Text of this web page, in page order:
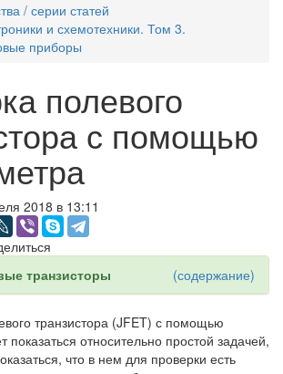
/ серии статей
и схемотехники. Том 3.
приборы
полевого
с помощью
2018 в 13:11
транзисторы
(содержание)
транзистора (JFET) с помощью
показаться относительно простой задачей,
что в нем для проверки есть